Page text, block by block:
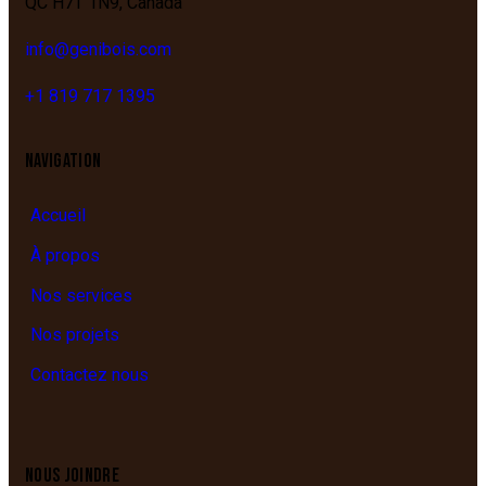
info@genibois.com
+1 819 717 1395
NAVIGATION
Accueil
À propos
Nos services
Nos projets
Contactez nous
NOUS JOINDRE